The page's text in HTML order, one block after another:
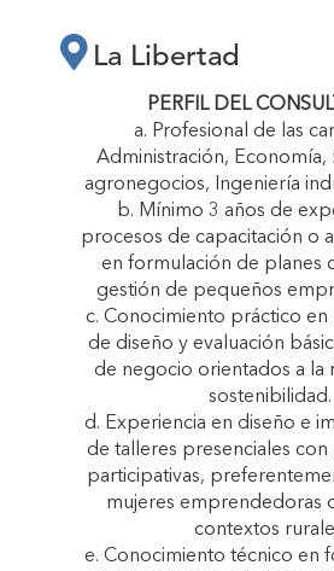
La Libertad
PERFIL DEL
a. Profesional de las
Administración, Economía,
agronegocios, Ingeniería
b. Mínimo 3 años de
procesos de capacitación o
en formulación de planes
gestión de pequeños
c. Conocimiento práctico
de diseño y evaluación
de negocio orientados a la
sostenibilidad.
d. Experiencia en diseño e
de talleres presenciales
participativas,
mujeres emprendedoras
contextos
e. Conocimiento técnico en